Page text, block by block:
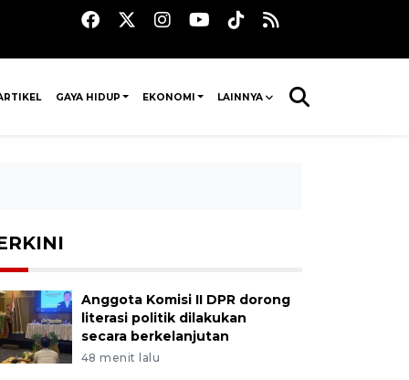
GAYA HIDUP EKONOMI LAINNYA
Anggota Komisi II DPR dorong
literasi politik dilakukan
secara berkelanjutan
48 menit lalu